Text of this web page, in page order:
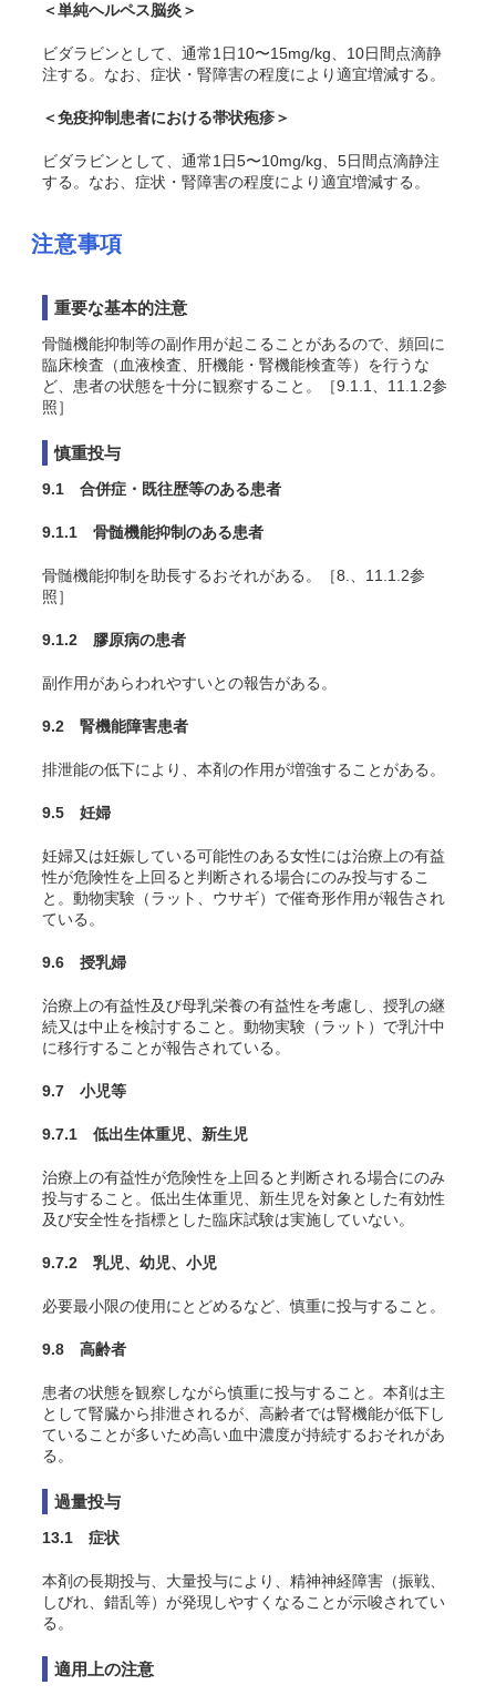
＜単純ヘルペス脳炎＞
ビダラビンとして、通常1日10〜15mg/kg、10日間点滴静
注する。なお、症状・腎障害の程度により適宜増減する。
＜免疫抑制患者における帯状疱疹＞
ビダラビンとして、通常1日5〜10mg/kg、5日間点滴静注
する。なお、症状・腎障害の程度により適宜増減する。
注意事項
重要な基本的注意
骨髄機能抑制等の副作用が起こることがあるので、頻回に
臨床検査（血液検査、肝機能・腎機能検査等）を行うな
ど、患者の状態を十分に観察すること。［9.1.1、11.1.2参
照］
慎重投与
9.1 合併症・既往歴等のある患者
9.1.1 骨髄機能抑制のある患者
骨髄機能抑制を助長するおそれがある。［8.、11.1.2参
照］
9.1.2 膠原病の患者
副作用があらわれやすいとの報告がある。
9.2 腎機能障害患者
排泄能の低下により、本剤の作用が増強することがある。
9.5 妊婦
妊婦又は妊娠している可能性のある女性には治療上の有益
性が危険性を上回ると判断される場合にのみ投与するこ
と。動物実験（ラット、ウサギ）で催奇形作用が報告され
ている。
9.6 授乳婦
治療上の有益性及び母乳栄養の有益性を考慮し、授乳の継
続又は中止を検討すること。動物実験（ラット）で乳汁中
に移行することが報告されている。
9.7 小児等
9.7.1 低出生体重児、新生児
治療上の有益性が危険性を上回ると判断される場合にのみ
投与すること。低出生体重児、新生児を対象とした有効性
及び安全性を指標とした臨床試験は実施していない。
9.7.2 乳児、幼児、小児
必要最小限の使用にとどめるなど、慎重に投与すること。
9.8 高齢者
患者の状態を観察しながら慎重に投与すること。本剤は主
として腎臓から排泄されるが、高齢者では腎機能が低下し
ていることが多いため高い血中濃度が持続するおそれがあ
る。
過量投与
13.1 症状
本剤の長期投与、大量投与により、精神神経障害（振戦、
しびれ、錯乱等）が発現しやすくなることが示唆されてい
る 。
適用上の注意